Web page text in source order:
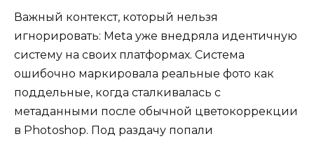
Важный контекст, который нельзя
игнорировать: Meta уже внедряла идентичную
систему на своих платформах. Система
ошибочно маркировала реальные фото как
поддельные, когда сталкивалась с
метаданными после обычной цветокоррекции
в Photoshop. Под раздачу попали